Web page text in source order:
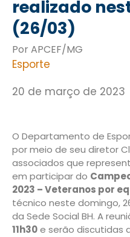
realizado
(26/03)
Por APCEF/MG
Esporte
20 de março de 2023
O Departamento de
por meio de seu diretor
associados que
em participar do
2023 – Veteranos por
técnico neste domingo,
da Sede Social BH. A
11h30e serão discutidas